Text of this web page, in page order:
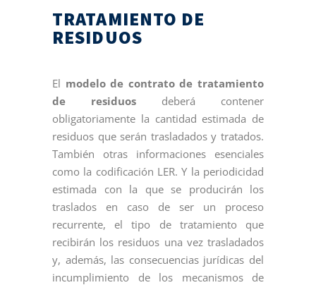
TRATAMIENTO DE
RESIDUOS
El modelo de contrato de tratamiento
de residuos deberá contener
obligatoriamente la cantidad estimada de
residuos que serán trasladados y tratados.
También otras informaciones esenciales
como la codificación LER. Y la periodicidad
estimada con la que se producirán los
traslados en caso de ser un proceso
recurrente, el tipo de tratamiento que
recibirán los residuos una vez trasladados
y, además, las consecuencias jurídicas del
incumplimiento de los mecanismos de